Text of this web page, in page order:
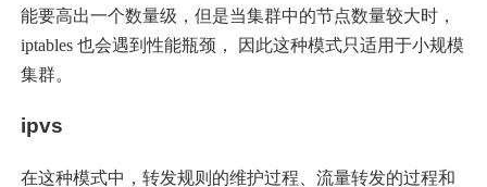
能要高出一个数量级，但是当集群中的节点数量较大时，
iptables 也会遇到性能瓶颈， 因此这种模式只适用于小规模
集群。
ipvs
在这种模式中，转发规则的维护过程、流量转发的过程和